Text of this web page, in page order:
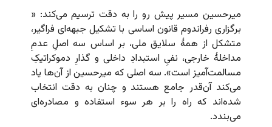
میرحسین مسیر پیش رو را به دقت ترسیم می‌کند: «
برگزاری رفراندوم قانون اساسی با تشکیل جبهه‌ای فراگیر،
متشکل از همهٔ سلایق ملی، بر اساس سه اصلِ عدمِ
مداخلهٔ خارجی، نفیِ استبدادِ داخلی و گذارِ دموکراتیکِ
مسالمت‌آمیز است». سه اصلی که میرحسین از آن‌ها یاد
می‌کند آن‌قدر جامع هستند و چنان به دقت انتخاب
شده‌اند که راه را بر هر سوء استفاده و مصادره‌ای
می‌بندد.